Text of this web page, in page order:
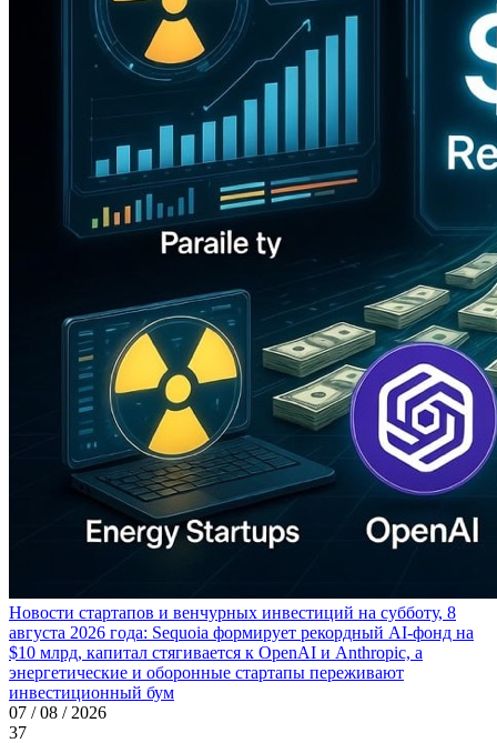
Новости стартапов и венчурных инвестиций на субботу, 8
августа 2026 года: Sequoia формирует рекордный AI-фонд на
$10 млрд, капитал стягивается к OpenAI и Anthropic, а
энергетические и оборонные стартапы переживают
инвестиционный бум
07 / 08 / 2026
37